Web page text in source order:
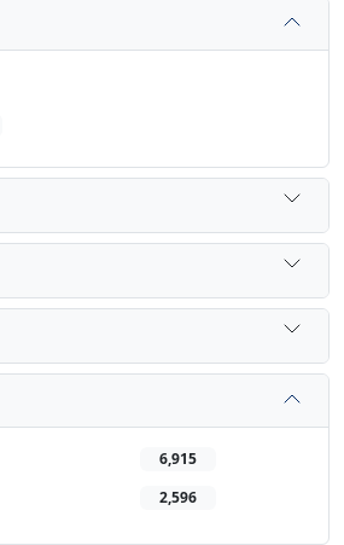
6,915
2,596